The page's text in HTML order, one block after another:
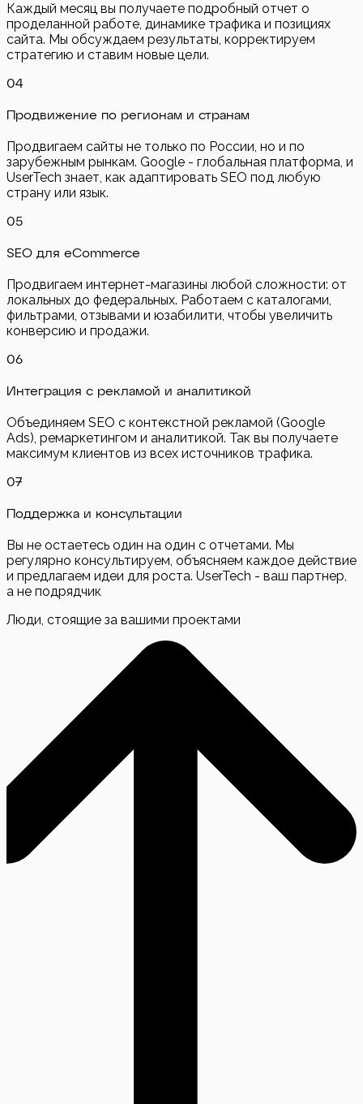
Каждый месяц вы получаете подробный отчет о
проделанной работе, динамике трафика и позициях
сайта. Мы обсуждаем результаты, корректируем
стратегию и ставим новые цели.
04
Продвижение по регионам и странам
Продвигаем сайты не только по России, но и по
зарубежным рынкам. Google - глобальная платформа, и
UserTech знает, как адаптировать SEO под любую
страну или язык.
05
SEO для eCommerce
Продвигаем интернет-магазины любой сложности: от
локальных до федеральных. Работаем с каталогами,
фильтрами, отзывами и юзабилити, чтобы увеличить
конверсию и продажи.
06
Интеграция с рекламой и аналитикой
Объединяем SEO с контекстной рекламой (Google
Ads), ремаркетингом и аналитикой. Так вы получаете
максимум клиентов из всех источников трафика.
07
Поддержка и консультации
Вы не остаетесь один на один с отчетами. Мы
регулярно консультируем, объясняем каждое действие
и предлагаем идеи для роста. UserTech - ваш партнер,
а не подрядчик
Люди, стоящие за вашими проектами